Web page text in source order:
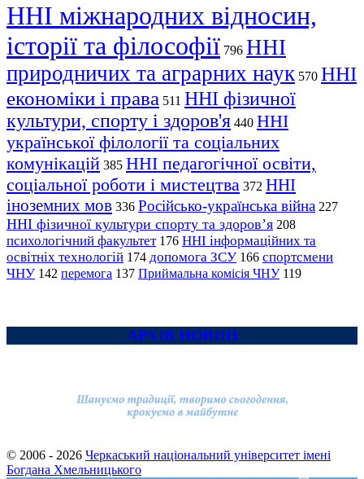
ННІ міжнародних відносин,
історії та філософії 796 ННІ
природничих та аграрних наук 570 ННІ
економіки і права 511 ННІ фізичної
культури, спорту і здоров'я 440 ННІ
української філології та соціальних
комунікацій 385 ННІ педагогічної освіти,
соціальної роботи і мистецтва 372 ННІ
іноземних мов 336 Російсько-українська війна 227
ННІ фізичної культури спорту та здоров’я 208
психологічний факультет 176 ННІ інформаційних та
освітніх технологій 174 допомога ЗСУ 166 спортсмени
ЧНУ 142 перемога 137 Приймальна комісія ЧНУ 119
АРХІВ НОВИН
© 2006 - 2026 Черкаський національний університет імені
Богдана Хмельницького